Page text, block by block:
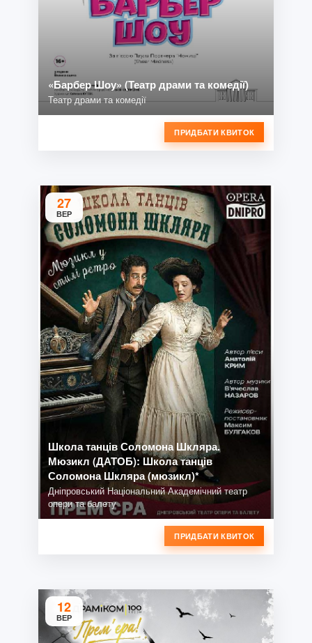
«Барбер Шоу» (Театр драми та комедії)
Театр драми та комедії
ПРИДБАТИ КВИТОК
27
ВЕР
Школа танців Соломона Шкляра.
Мюзикл (ДАТОБ): Школа танців
Соломона Шкляра (мюзикл)*
Дніпровський Національний Академічний театр
опери та балету
ПРИДБАТИ КВИТОК
12
ВЕР